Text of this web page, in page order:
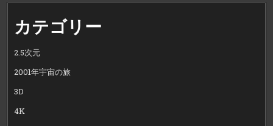
カテゴリー
2.5次元
2001年宇宙の旅
3D
4K